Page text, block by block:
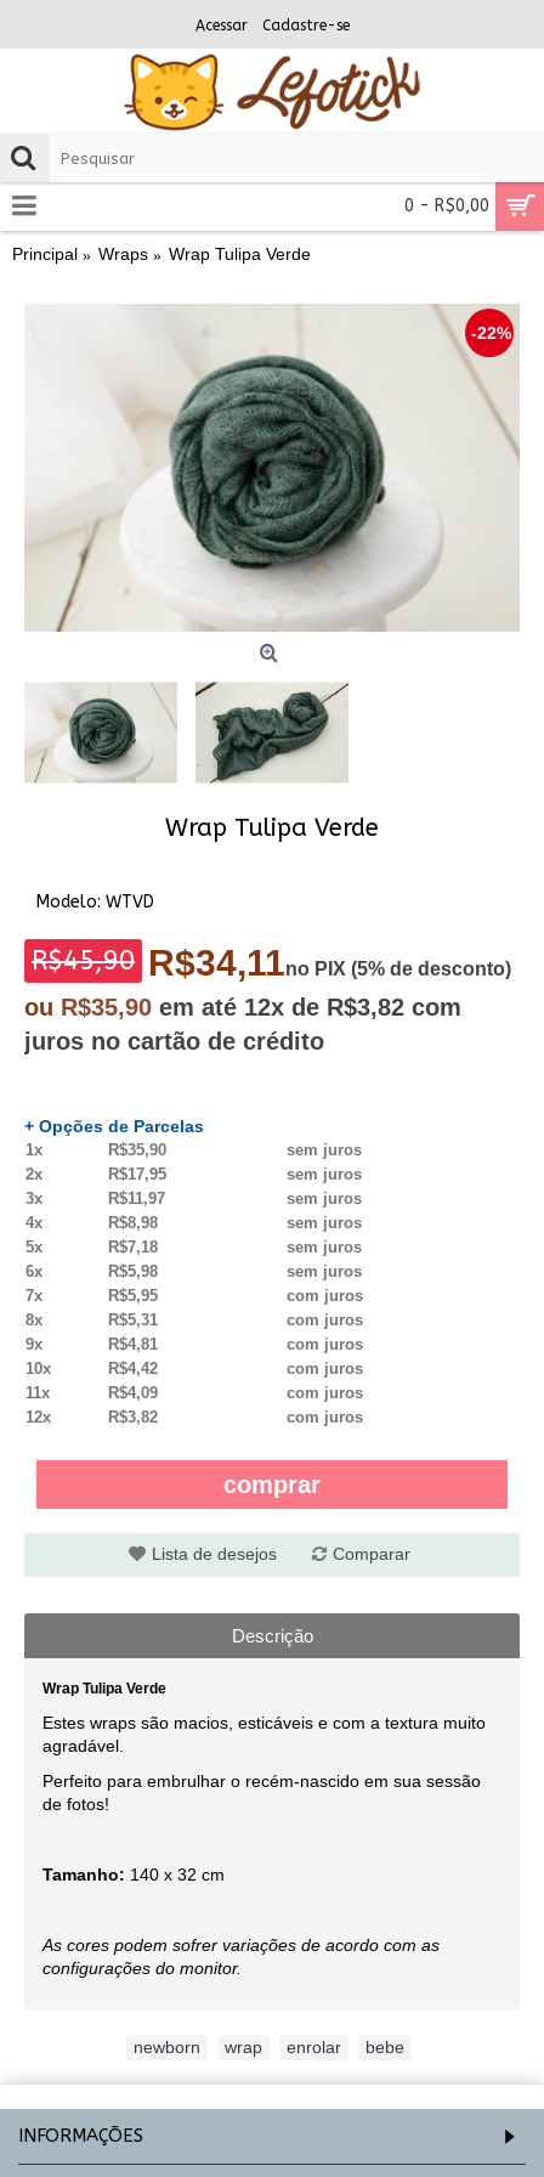
Acessar Cadastre-se
0 - R$0,00
Principal Wraps Wrap Tulipa Verde
-22%
Wrap Tulipa Verde
Modelo: WTVD
R$45,90 R$34,11no PIX (5% de desconto)
ou R$35,90 em até 12x de R$3,82 com
juros no cartão de crédito
+ Opções de Parcelas
1x R$35,90
sem juros
2x
R$17,95
sem juros
3x
R$11,97
sem juros
4x
R$8,98
sem juros
5x
R$7,18
sem juros
6x
R$5,98
sem juros
7x
R$5,95
com juros
8x
R$5,31
com juros
9x
R$4,81
com juros
10x
R$4,42
com juros
11x
R$4,09
com juros
12x
R$3,82 com juros
comprar
Lista de desejos Comparar
Descrição
Wrap Tulipa Verde
Estes wraps são macios, esticáveis e com a textura muito
agradável.
Perfeito para embrulhar o recém-nascido em sua sessão
de fotos!
Tamanho: 140 x 32 cm
As cores podem sofrer variações de acordo com as
configurações do monitor.
newborn wrap enrolar bebe
INFORMAÇÕES